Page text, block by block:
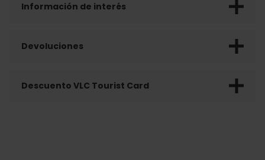
Información de interés
Devoluciones
Descuento VLC Tourist Card